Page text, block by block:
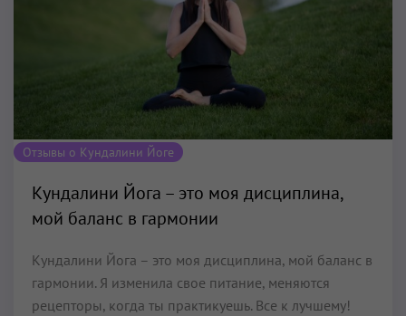
Отзывы о Кундалини Йоге
Кундалини Йога – это моя дисциплина,
мой баланс в гармонии
Кундалини Йога – это моя дисциплина, мой баланс в
гармонии. Я изменила свое питание, меняются
рецепторы, когда ты практикуешь. Все к лучшему!